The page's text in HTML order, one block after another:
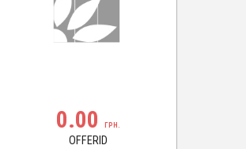
0.00 ГРН.
OFFERID